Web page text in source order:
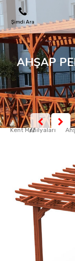
Şimdi Ara
OYUN PARKLARI
SKATEPARKLAR
AHŞAP EVLER
SPOR ALANLARI
REFERANSLAR
İLETIŞIM
AHŞAP
Kent Mobilyaları